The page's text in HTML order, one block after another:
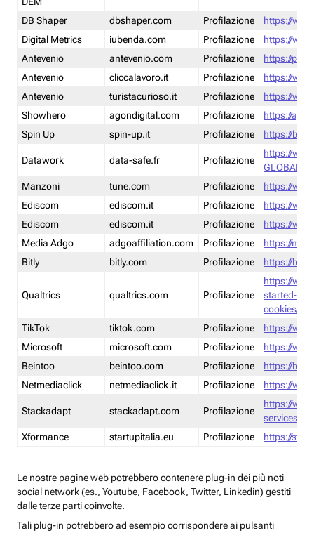
DB Shaper
dbshaper.com Profilazione
https://
Digital Metrics
iubenda.com Profilazione
https://
Antevenio
antevenio.com Profilazione
https://
Antevenio
cliccalavoro.it Profilazione
https://
Antevenio
turistacurioso.it Profilazione
https://
Showhero
agondigital.com Profilazione
https://
Spin Up
spin-up.it Profilazione https://
Datawork data-safe.fr Profilazione
https://
GLOBAL-
Manzoni
tune.com Profilazione
https://
Ediscom
ediscom.it Profilazione
https://
Ediscom
ediscom.it Profilazione
https://
Media Adgo
adgoaffiliation.com Profilazione
https://
Bitly
bitly.com Profilazione https://
Qualtrics qualtrics.com Profilazione
https://
started-
cookies/
TikTok
tiktok.com Profilazione
https://
Microsoft
microsoft.com Profilazione
https://
Beintoo
beintoo.com Profilazione
https://
Netmediaclick
netmediaclick.it Profilazione https://
Stackadapt stackadapt.com Profilazione
https://
services-
Xformance
startupitalia.eu Profilazione https://
Le nostre pagine web potrebbero contenere plug-in dei più noti
social network (es., Youtube, Facebook, Twitter, Linkedin) gestiti
dalle terze parti coinvolte.
Tali plug-in potrebbero ad esempio corrispondere ai pulsanti